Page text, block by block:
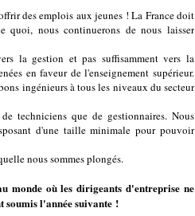
des emplois aux jeunes ! La France doit
quoi, nous continuerons de nous laisser
la gestion et pas suffisamment vers la
en faveur de l'enseignement supérieur.
ingénieurs à tous les niveaux du secteur
techniciens que de gestionnaires. Nous
d'une taille minimale pour pouvoir
nous sommes plongés.
monde où les dirigeants d'entreprise ne
soumis l'année suivante !